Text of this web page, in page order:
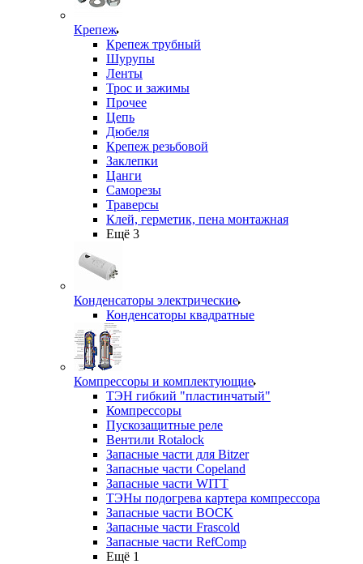
Крепеж
Крепеж трубный
Шурупы
Ленты
Трос и зажимы
Прочее
Цепь
Дюбеля
Крепеж резьбовой
Заклепки
Цанги
Саморезы
Траверсы
Клей, герметик, пена монтажная
Ещё 3
Конденсаторы электрические
Конденсаторы квадратные
Компрессоры и комплектующие
ТЭН гибкий "пластинчатый"
Компрессоры
Пускозащитные реле
Вентили Rotalock
Запасные части для Bitzer
Запасные части Copeland
Запасные части WITT
ТЭНы подогрева картера компрессора
Запасные части BOCK
Запасные части Frascold
Запасные части RefComp
Ещё 1